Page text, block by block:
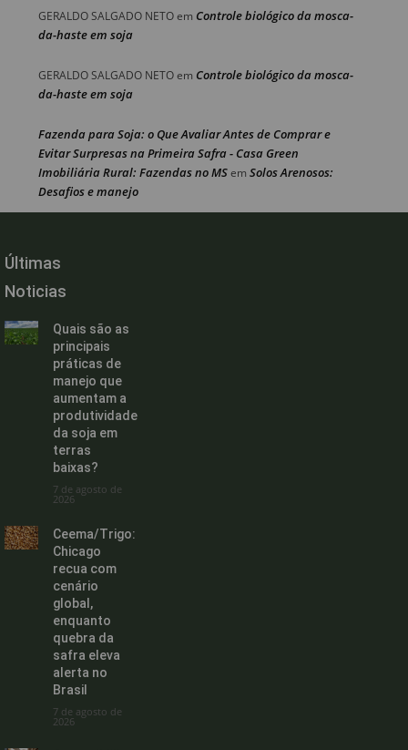
GERALDO SALGADO NETOem Controle biológico da mosca-
da-haste em soja
GERALDO SALGADO NETOem Controle biológico da mosca-
da-haste em soja
Fazenda para Soja: o Que Avaliar Antes de Comprar e
Evitar Surpresas na Primeira Safra - Casa Green
Imobiliária Rural: Fazendas no MSem Solos Arenosos:
Desafios e manejo
Últimas
Noticias
Quais são as
principais
práticas de
manejo que
aumentam a
produtividade
da soja em
terras
baixas?
7 de agosto de
2026
Ceema/Trigo:
Chicago
recua com
cenário
global,
enquanto
quebra da
safra eleva
alerta no
Brasil
7 de agosto de
2026